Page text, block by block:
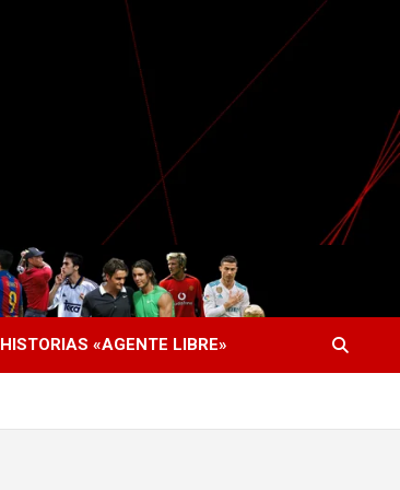
HISTORIAS «AGENTE LIBRE»